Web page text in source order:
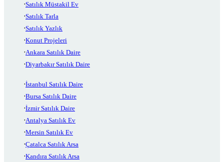
Satılık Müstakil Ev
Satılık Tarla
Satılık Yazlık
Konut Projeleri
Ankara Satılık Daire
Diyarbakır Satılık Daire
İstanbul Satılık Daire
Bursa Satılık Daire
İzmir Satılık Daire
Antalya Satılık Ev
Mersin Satılık Ev
Çatalca Satılık Arsa
Kandıra Satılık Arsa